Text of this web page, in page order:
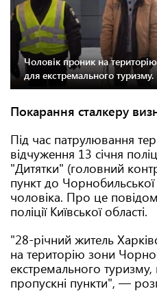
Чоловік проник на
для екстремального туризму.
Покарання сталкеру
Під час патрулювання
відчуження 13 січня
"Дитятки" (головний
пункт до
чоловіка. Про це
поліції Київської області.
"28-річний житель
на територію зони
екстремального
пропускні пункти", —